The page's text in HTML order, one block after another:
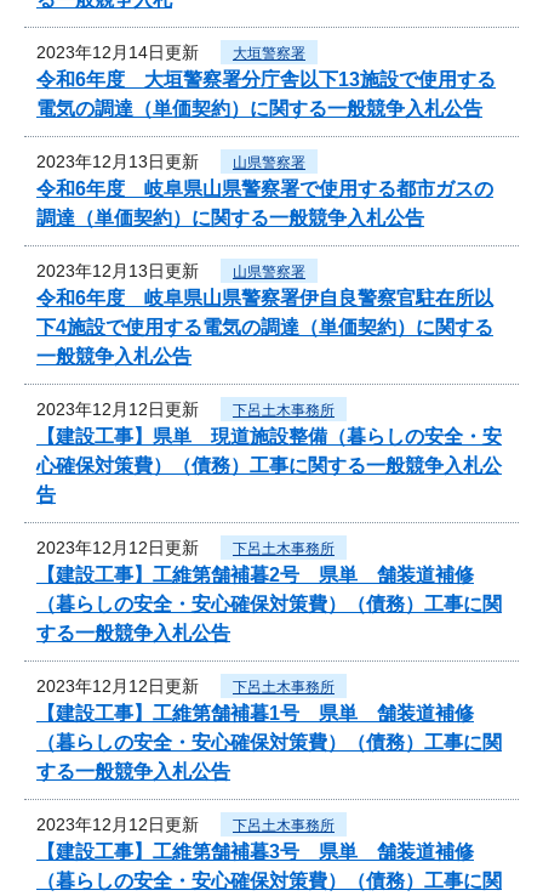
2023年12月14日更新 大垣警察署
令和6年度 大垣警察署分庁舎以下13施設で使用する
電気の調達（単価契約）に関する一般競争入札公告
2023年12月13日更新 山県警察署
令和6年度 岐阜県山県警察署で使用する都市ガスの
調達（単価契約）に関する一般競争入札公告
2023年12月13日更新 山県警察署
令和6年度 岐阜県山県警察署伊自良警察官駐在所以
下4施設で使用する電気の調達（単価契約）に関する
一般競争入札公告
2023年12月12日更新 下呂土木事務所
【建設工事】県単 現道施設整備（暮らしの安全・安
心確保対策費）（債務）工事に関する一般競争入札公
告
2023年12月12日更新 下呂土木事務所
【建設工事】工維第舗補暮2号 県単 舗装道補修
（暮らしの安全・安心確保対策費）（債務）工事に関
する一般競争入札公告
2023年12月12日更新 下呂土木事務所
【建設工事】工維第舗補暮1号 県単 舗装道補修
（暮らしの安全・安心確保対策費）（債務）工事に関
する一般競争入札公告
2023年12月12日更新 下呂土木事務所
【建設工事】工維第舗補暮3号 県単 舗装道補修
（暮らしの安全・安心確保対策費）（債務）工事に関